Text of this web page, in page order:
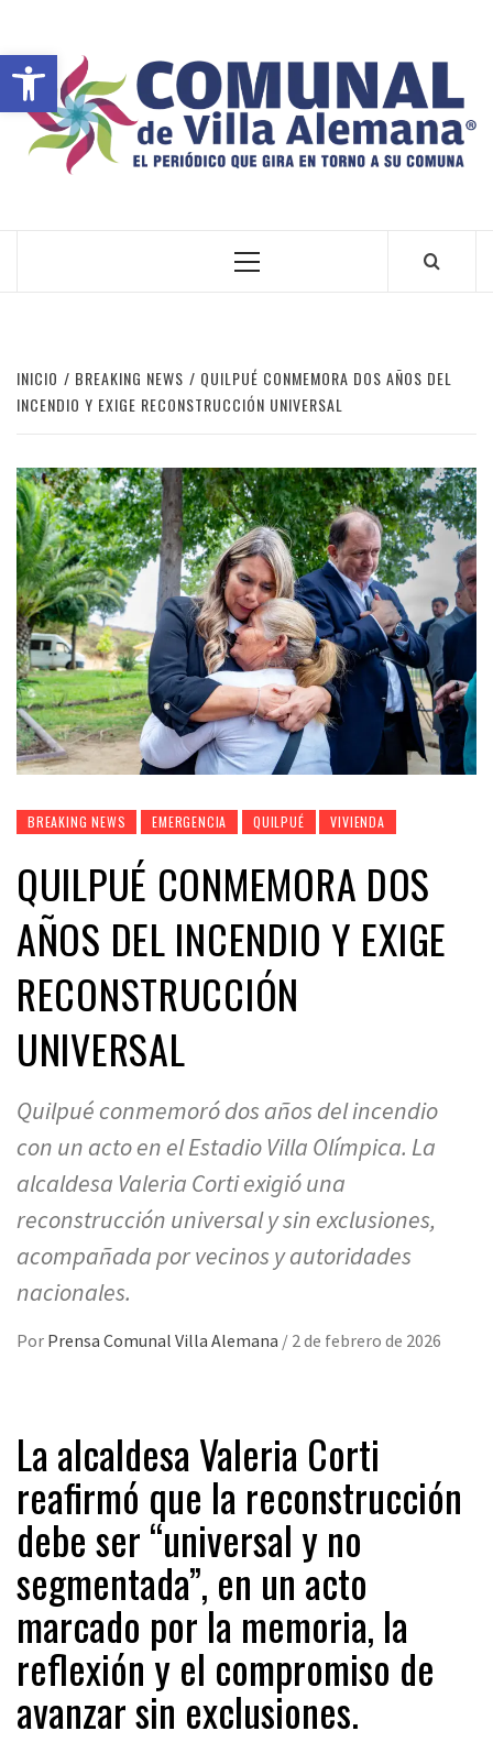
Abrir barra de herramientas
INICIO BREAKING NEWS
QUILPUÉ CONMEMORA DOS AÑOS DEL
INCENDIO Y EXIGE RECONSTRUCCIÓN UNIVERSAL
BREAKING NEWS EMERGENCIA QUILPUÉ VIVIENDA
QUILPUÉ CONMEMORA DOS
AÑOS DEL INCENDIO Y EXIGE
RECONSTRUCCIÓN
UNIVERSAL
Quilpué conmemoró dos años del incendio
con un acto en el Estadio Villa Olímpica. La
alcaldesa Valeria Corti exigió una
reconstrucción universal y sin exclusiones,
acompañada por vecinos y autoridades
nacionales.
Por Prensa Comunal Villa Alemana / 2 de febrero de 2026
La alcaldesa Valeria Corti
reafirmó que la reconstrucción
debe ser “universal y no
segmentada”, en un acto
marcado por la memoria, la
reflexión y el compromiso de
avanzar sin exclusiones.